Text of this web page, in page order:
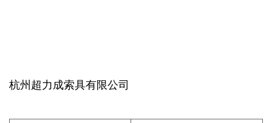
杭州超力成索具有限公司